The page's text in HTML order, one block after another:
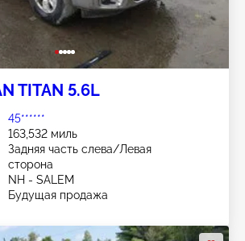
TITAN 5.6L
45******
163,532 миль
Задняя часть слева/Левая
сторона
NH - SALEM
Будущая продажа